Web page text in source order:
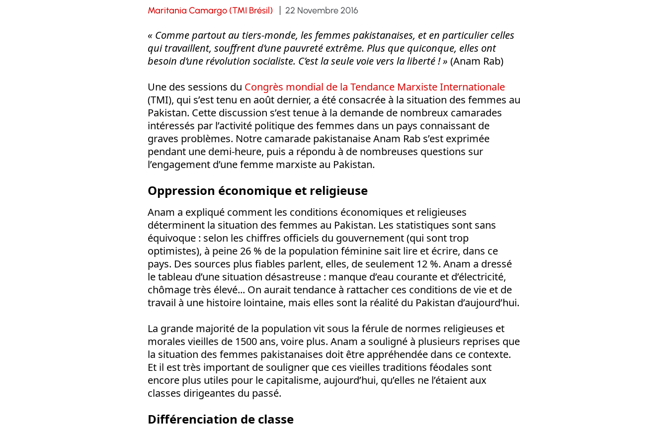
Maritania Camargo (TMI Brésil) 22 Novembre 2016
« Comme partout au tiers-monde, les femmes pakistanaises, et en particulier celles
qui travaillent, souffrent d’une pauvreté extrême. Plus que quiconque, elles ont
besoin d’une révolution socialiste. C’est la seule voie vers la liberté ! » (Anam Rab)
Une des sessions du Congrès mondial de la Tendance Marxiste Internationale
(TMI), qui s’est tenu en août dernier, a été consacrée à la situation des femmes au
Pakistan. Cette discussion s’est tenue à la demande de nombreux camarades
intéressés par l’activité politique des femmes dans un pays connaissant de
graves problèmes. Notre camarade pakistanaise Anam Rab s’est exprimée
pendant une demi-heure, puis a répondu à de nombreuses questions sur
l’engagement d’une femme marxiste au Pakistan.
Oppression économique et religieuse
Anam a expliqué comment les conditions économiques et religieuses
déterminent la situation des femmes au Pakistan. Les statistiques sont sans
équivoque : selon les chiffres officiels du gouvernement (qui sont trop
optimistes), à peine 26 % de la population féminine sait lire et écrire, dans ce
pays. Des sources plus fiables parlent, elles, de seulement 12 %. Anam a dressé
le tableau d’une situation désastreuse : manque d’eau courante et d’électricité,
chômage très élevé... On aurait tendance à rattacher ces conditions de vie et de
travail à une histoire lointaine, mais elles sont la réalité du Pakistan d’aujourd’hui.
La grande majorité de la population vit sous la férule de normes religieuses et
morales vieilles de 1500 ans, voire plus. Anam a souligné à plusieurs reprises que
la situation des femmes pakistanaises doit être appréhendée dans ce contexte.
Et il est très important de souligner que ces vieilles traditions féodales sont
encore plus utiles pour le capitalisme, aujourd’hui, qu’elles ne l’étaient aux
classes dirigeantes du passé.
Différenciation de classe